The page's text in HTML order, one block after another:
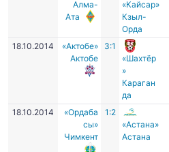
Алма-
Ата
«Кайсар»
Кзыл-
Орда
18.10.2014
«Актобе»
Актобе
3:1
«Шахтёр
»
Караган
да
18.10.2014
«Ордаба
сы»
Чимкент
1:2
«Астана»
Астана